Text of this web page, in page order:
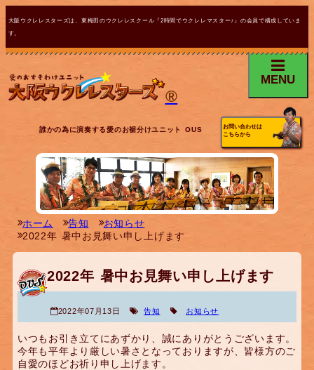
大阪ウクレレスターズは、東梅田のウクレレスクール『2時間でウクレレマスター♪』の会員で構成していま
す。
®
MENU
誰かの為に演奏する愛のお裾分けユニット OUS
お問い合わせは
こちらから
ホーム 告知
お知らせ
2022年 暑中お見舞い申し上げます
2022年 暑中お見舞い申し上げます
2022年07月13日 告知 お知らせ
いつもお引き立てにあずかり、誠にありがとうございます。
今年も平年より厳しい暑さとなっておりますが、皆様方のご
自愛のほどお祈り申し上げます。